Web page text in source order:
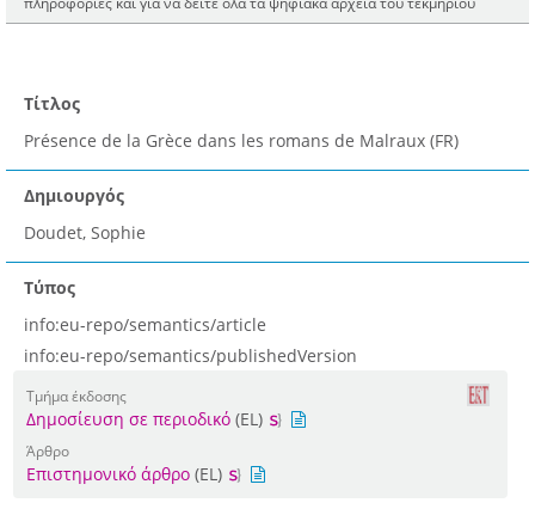
Τίτλος
Présence de la Grèce dans les romans de Malraux (FR)
Δημιουργός
Doudet, Sophie
Τύπος
info:eu-repo/semantics/article
info:eu-repo/semantics/publishedVersion
Τμήμα έκδοσης
Δημοσίευση σε περιοδικό (EL)
Άρθρο
Επιστημονικό άρθρο (EL)